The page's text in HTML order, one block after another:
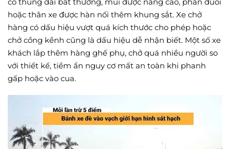
hoặc thân xe được hàn nối thêm khung sắt. Xe chở
hàng có dấu hiệu vượt quá kích thước cho phép hoặc
chở cồng kềnh cũng là dấu hiệu dễ nhận biết. Một số xe
khách lắp thêm hàng ghế phụ, chở quá nhiều người so
với thiết kế, tiềm ẩn nguy cơ mất an toàn khi phanh
gấp hoặc vào cua.